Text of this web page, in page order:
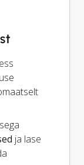
ja lase